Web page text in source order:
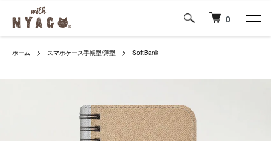
0
ホーム スマホケース手帳型/薄型 SoftBank